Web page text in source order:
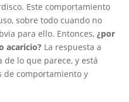
Este comportamiento
sobre todo cuando no
para ello. Entonces,¿por
acaricio? La respuesta a
lo que parece, y está
de comportamiento y